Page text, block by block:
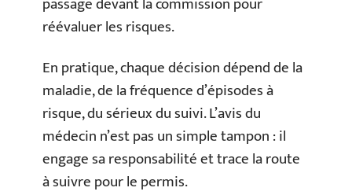
réévaluer les risques.
En pratique, chaque décision dépend de la
maladie, de la fréquence d’épisodes à
risque, du sérieux du suivi. L’avis du
médecin n’est pas un simple tampon : il
engage sa responsabilité et trace la route
à suivre pour le permis.